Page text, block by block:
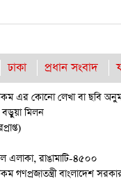
ঢাকা প্রধান সংবাদ
এর কোনো লেখা বা ছবি
মিলন
এলাকা, রাঙামাটি-৪৫০০
গণপ্রজাতন্ত্রী বাংলাদেশ